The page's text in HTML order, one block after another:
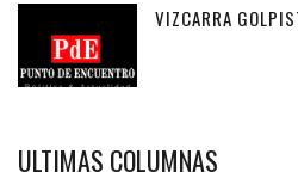
VIZCARRA
ULTIMAS COLUMNAS